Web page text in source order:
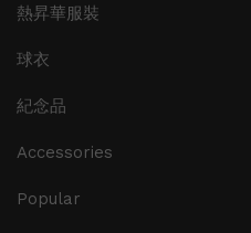
熱昇華服裝
球衣
紀念品
Accessories
Popular